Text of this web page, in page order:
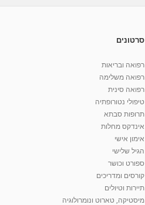
סרטונים
רפואה ובריאות
רפואה משלימה
רפואה סינית
טיפולי נטורופתיה
תרופות סבתא
אינדקס מחלות
אימון אישי
הגיל שלישי
ספורט וכושר
קורסים ומדריכים
תיירות וטיולים
מיסטיקה, טארוט ונומרולוגיה